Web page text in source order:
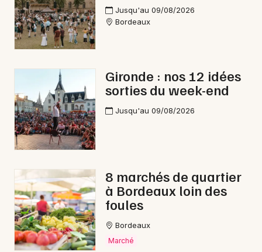
En ligne en Gironde
En ligne en Aquitaine
En ligne en Nouvelle-Aquitaine
Newsletter des sorties
Artistes en tournée
Actus à Bazas
Magazine à Bazas
Jusqu'au 09/08/2026
Bordeaux
Gironde : nos 12 idées
sorties du week-end
Jusqu'au 09/08/2026
8 marchés de quartier
à Bordeaux loin des
foules
Bordeaux
Marché